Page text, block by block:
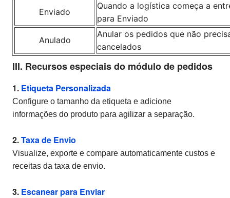
Enviado
Quando a logística começa a
para Enviado
Anulado
Anular os pedidos que não
cancelados
III. Recursos especiais do módulo de pedidos
1. Etiqueta Personalizada
Configure o tamanho da etiqueta e adicione
informações do produto para agilizar a separação.
2.Taxa de Envio
Visualize, exporte e compare automaticamente custos e
receitas da taxa de envio.
3. Escanear para Enviar